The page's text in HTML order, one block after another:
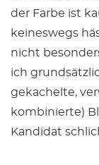
der Farbe ist
keineswegs
nicht
ich
gekachelte,
kombinierte)
Kandidat